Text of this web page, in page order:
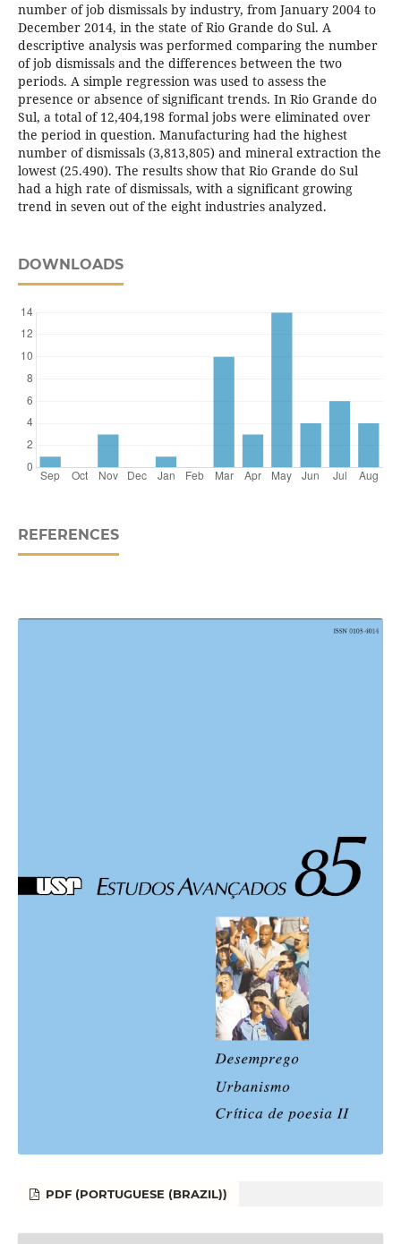
number of job dismissals by industry, from January 2004 to
December 2014, in the state of Rio Grande do Sul. A
descriptive analysis was performed comparing the number
of job dismissals and the differences between the two
periods. A simple regression was used to assess the
presence or absence of significant trends. In Rio Grande do
Sul, a total of 12,404,198 formal jobs were eliminated over
the period in question. Manufacturing had the highest
number of dismissals (3,813,805) and mineral extraction the
lowest (25.490). The results show that Rio Grande do Sul
had a high rate of dismissals, with a significant growing
trend in seven out of the eight industries analyzed.
DOWNLOADS
REFERENCES
PDF (PORTUGUESE (BRAZIL))